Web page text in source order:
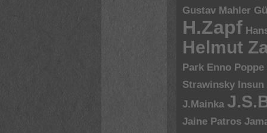
Gustav Mahler
H.Zapf
Helmut
Park Enno Poppe
Strawinsky
J.Mainka
Jaine Patros